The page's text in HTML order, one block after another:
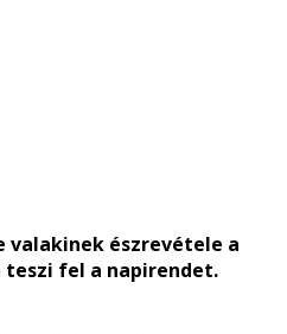
észrevétele a
teszi fel a napirendet.